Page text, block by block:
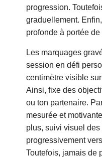
progression.
graduellement.
profonde à portée de
Les marquages
session en défi
centimètre visible
Ainsi, fixe des
ou ton partenaire.
mesurée et
plus, suivi visuel
progressivement
Toutefois, jamais de